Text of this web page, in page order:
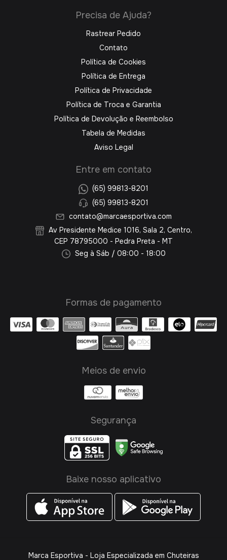
Precisa de Ajuda?
Rastrear Pedido
Contato
Política de Cookies
Política de Entrega
Política de Privacidade
Política de Troca e Garantia
Política de Devolução e Reembolso
Tabela de Medidas
Aviso Legal
Entre em contato
(65) 99813-8201
(65) 99813-8201
contato@marcaesportiva.com
Av Presidente Medice 1016, Sala 2, Centro,
CEP 78795000 - Pedra Preta - MT
Seg à Sáb / 08:00 - 18:00
Formas de pagamento
Meios de envio
Segurança
Baixe nosso aplicativo
Marca Esportiva - Loja Especializada em Chuteiras